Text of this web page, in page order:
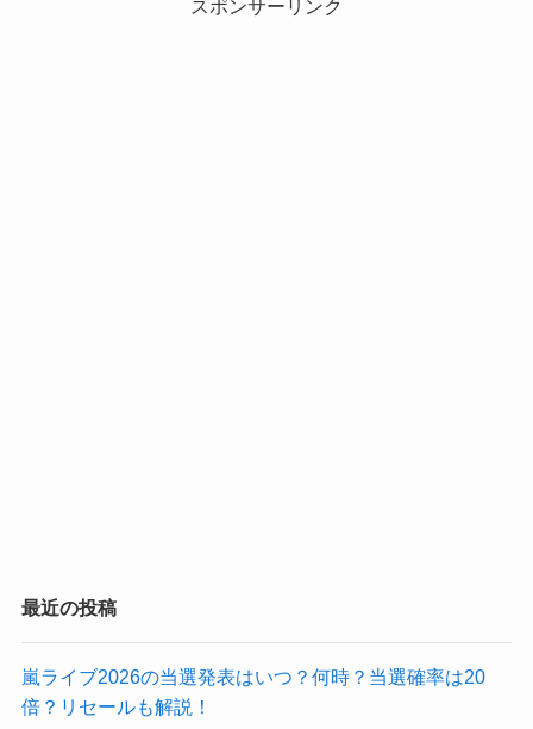
スポンサーリンク
最近の投稿
嵐ライブ2026の当選発表はいつ？何時？当選確率は20
倍？リセールも解説！